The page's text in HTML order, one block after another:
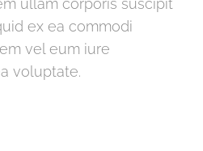
ullam corporis suscipit
ex ea commodi
vel eum iure
voluptate.